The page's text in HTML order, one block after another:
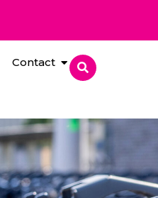
Contact